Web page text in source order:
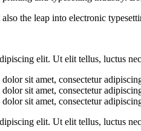
the leap into electronic
elit. Ut elit tellus, luctus
sit amet, consectetur
sit amet, consectetur
sit amet, consectetur
elit. Ut elit tellus, luctus